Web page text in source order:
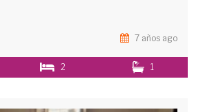
7 años ago
2 1